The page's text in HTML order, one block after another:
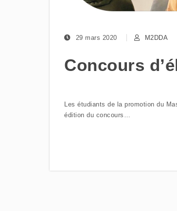
29 mars 2020 M2DDA
Concours
Les étudiants de la promotion du
édition du concours…